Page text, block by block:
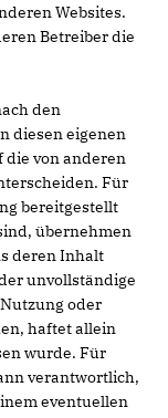
Websites.
Betreiber die
den
diesen eigenen
von anderen
Für
bereitgestellt
übernehmen
deren Inhalt
unvollständige
oder
haftet allein
wurde. Für
verantwortlich,
eventuellen